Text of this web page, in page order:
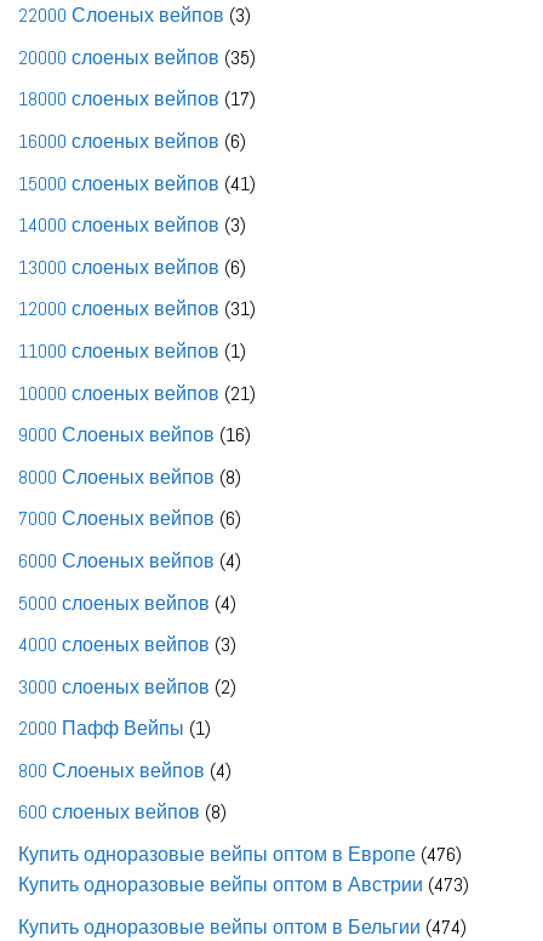
22000 Слоеных вейпов 33
товара
20000 слоеных вейпов 3535
товаров
18000 слоеных вейпов 1717
16000 слоеных вейпов 66
товаров
15000 слоеных вейпов 4141
14000 слоеных вейпов 33
товара
13000 слоеных вейпов 66
товаров
12000 слоеных вейпов 3131
11000 слоеных вейпов 11
товар
10000 слоеных вейпов 2121
9000 Слоеных вейпов 1616
8000 Слоеных вейпов 88
товаров
7000 Слоеных вейпов 66
товаров
6000 Слоеных вейпов 44
5000 слоеных вейпов 44
товара
4000 слоеных вейпов 33
товара
3000 слоеных вейпов 22
2000 Пафф Вейпы 11
товар
800 Слоеных вейпов 44
600 слоеных вейпов 88
товаров
Купить одноразовые вейпы оптом в Европе 476476
товаров
Купить одноразовые вейпы оптом в Австрии 473473
товара
Купить одноразовые вейпы оптом в Бельгии 474474